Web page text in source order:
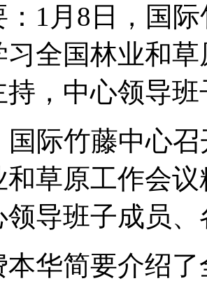
：1月8日，国
习全国林业和
持，中心领导
国际竹藤中心
和草原工作会
领导班子成员
本华简要介绍